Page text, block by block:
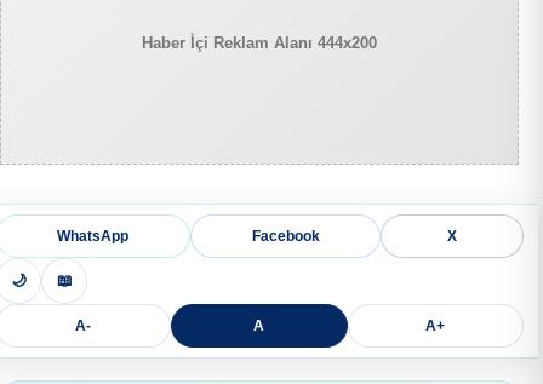
Haber İçi Reklam Alanı 444x200
WhatsApp Facebook X
🌙 📖
A- A A+